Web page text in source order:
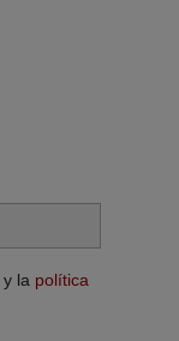
y la política